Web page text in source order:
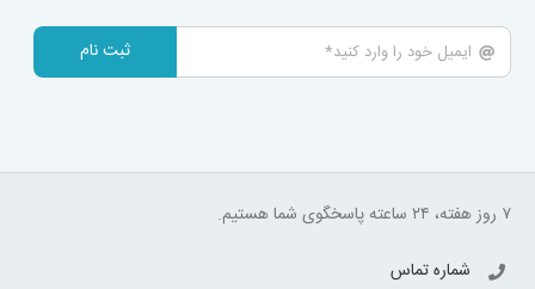
ثبت نام
۷ روز هفته، ۲۴ ساعته پاسخگوی شما هستیم.
شماره تماس